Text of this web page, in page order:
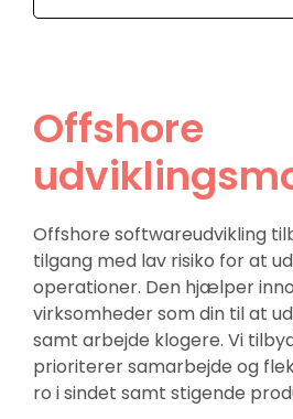
Offshore
Offshore softwareudvikling
tilgang med lav risiko for at
operationer. Den hjælper
virksomheder som din til at
samt arbejde klogere. Vi
prioriterer samarbejde og
ro i sindet samt stigende